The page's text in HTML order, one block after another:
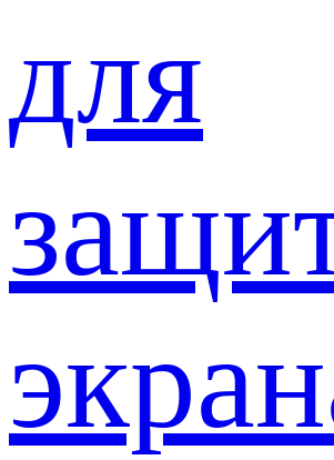
для